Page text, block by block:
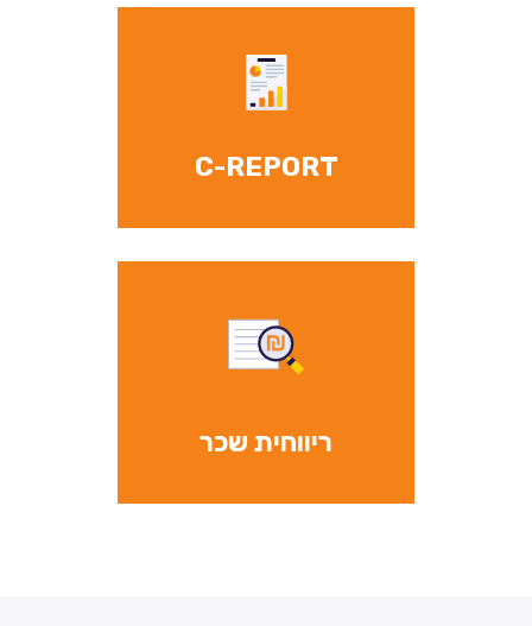
C-REPORT
ריווחית שכר